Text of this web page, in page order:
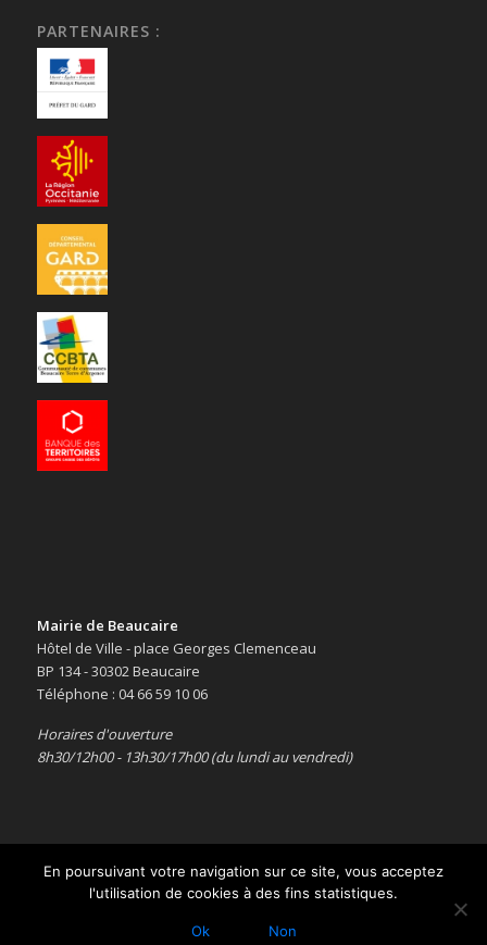
PARTENAIRES :
Mairie de Beaucaire
Hôtel de Ville - place Georges Clemenceau
BP 134 - 30302 Beaucaire
Téléphone : 04 66 59 10 06
Horaires d'ouverture
8h30/12h00 - 13h30/17h00 (du lundi au vendredi)
Copyright © 2016 -Le site officiel de la ville de Beaucaire-Mentions
En poursuivant votre navigation sur ce site, vous acceptez
l'utilisation de cookies à des fins statistiques.
Ok Non